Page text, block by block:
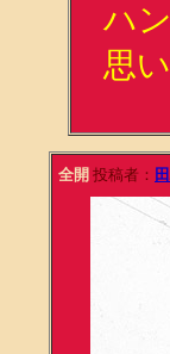
ハ
思
全開 投稿者：